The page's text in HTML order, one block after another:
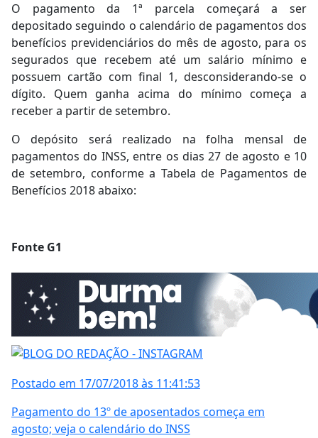
O pagamento da 1ª parcela começará a ser
depositado seguindo o calendário de pagamentos dos
benefícios previdenciários do mês de agosto, para os
segurados que recebem até um salário mínimo e
possuem cartão com final 1, desconsiderando-se o
dígito. Quem ganha acima do mínimo começa a
receber a partir de setembro.
O depósito será realizado na folha mensal de
pagamentos do INSS, entre os dias 27 de agosto e 10
de setembro, conforme a Tabela de Pagamentos de
Benefícios 2018 abaixo:
Fonte G1
Postado em 17/07/2018 às 11:41:53
Pagamento do 13º de aposentados começa em
agosto; veja o calendário do INSS